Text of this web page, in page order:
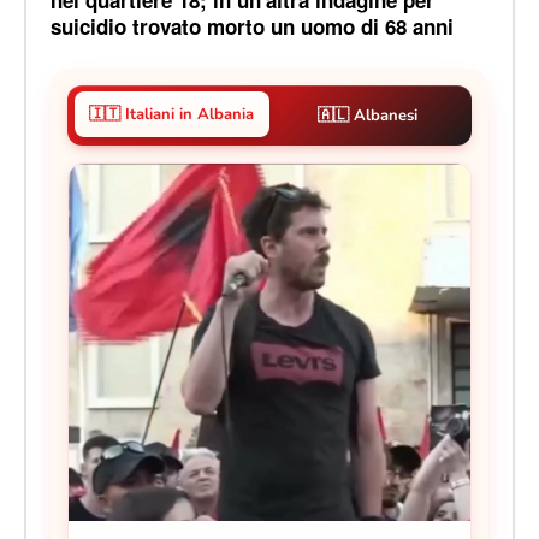
suicidio trovato morto un uomo di 68 anni
🇮🇹 Italiani in Albania 🇦🇱 Albanesi